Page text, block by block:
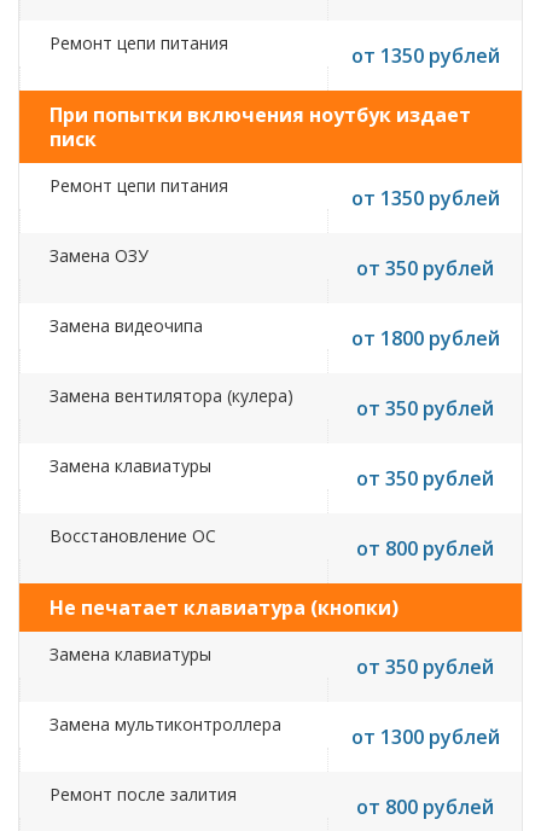
Ремонт цепи питания от 1350 рублей
При попытки включения ноутбук издает
писк
Ремонт цепи питания от 1350 рублей
Замена ОЗУ от 350 рублей
Замена видеочипа от 1800 рублей
Замена вентилятора (кулера) от 350 рублей
Замена клавиатуры от 350 рублей
Восстановление ОС от 800 рублей
Не печатает клавиатура (кнопки)
Замена клавиатуры от 350 рублей
Замена мультиконтроллера от 1300 рублей
Ремонт после залития от 800 рублей